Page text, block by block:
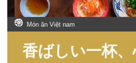
Món ăn Việt nam
香ばしい一杯、